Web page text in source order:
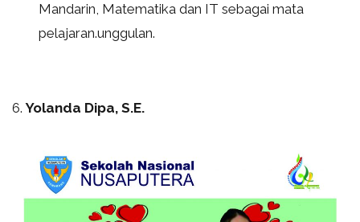
Mandarin, Matematika dan IT sebagai mata
pelajaran.unggulan.
6.Yolanda Dipa, S.E.